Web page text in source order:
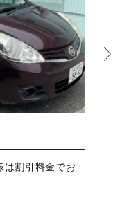
は割引料金でお